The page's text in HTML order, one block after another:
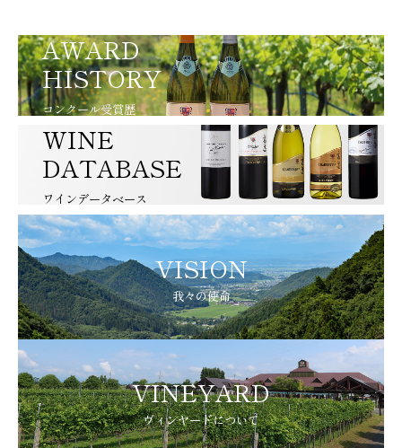
AWARD
HISTORY
コンクール受賞歴
WINE
DATABASE
ワインデータベース
VISION
我々の使命
VINEYARD
ヴィンヤードについて